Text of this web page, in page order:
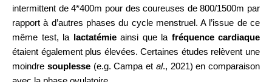
intermittent de 4*400m pour des coureuses de 800/1500m par
rapport à d’autres phases du cycle menstruel. A l’issue de ce
même test, la
lactatémie ainsi que la fréquence cardiaque
étaient également plus élevées. Certaines études relèvent une
moindre souplesse(e.g. Campa et al., 2021) en comparaison